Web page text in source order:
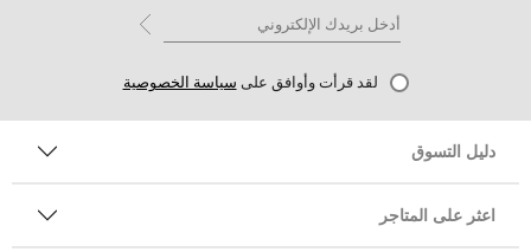
لقد قرأت وأوافق على سياسة الخصوصية
دليل التسوق
اعثر على المتاجر